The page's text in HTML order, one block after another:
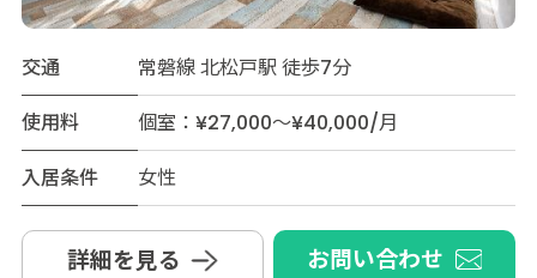
交通
常磐線 北松戸駅 徒歩7分
使用料
個室：¥27,000～¥40,000/月
入居条件
女性
詳細を見る お問い合わせ